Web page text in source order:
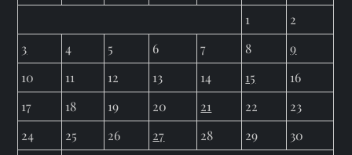
1
2
3
4 5 6 7 8
9
10
11 12 13 14 15
16
17
18 19 20 21 22
23
24
25 26 27 28 29
30